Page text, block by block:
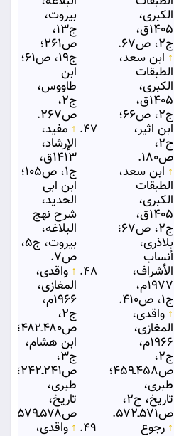
الكبری،
۱۴۰۵ق،
ج۲، ص۶۷.
↑ ابن سعد،
الطبقات
الكبری،
۱۴۰۵ق،
ج۲، ص۶۶؛
ابن اثیر،
ج۲،
ص۱۸۰.
↑ ابن سعد،
الطبقات
الكبری،
۱۴۰۵ق،
ج۲، ص۶۷؛
بلاذری،
أنساب
الأشراف،
۱۹۷۷م،
ج۱، ص۴۱۰.
↑ واقدی،
المغازی،
۱۹۶۶م،
ج۲،
ص۴۵۸ـ۴۵۹؛
طبری،
تاریخ، ج۲،
ص۵۷۱ـ۵۷۲.
↑ رجوع
بیروت،
ج۱۳،
ص۲۶۱؛
ج۱۹، ص۶۱؛
ابن
طاووس،
ج۲،
ص۲۶۷.
↑ مفید،
الإرشاد،
۱۴۱۳ق،
ج۱، ص۱۰۵؛
ابن ابی
الحدید،
شرح نهج
البلاغه،
بیروت، ج۵،
ص۷.
↑ واقدی،
المغازی،
۱۹۶۶م،
ج۲،
ص۴۸۰ـ۴۸۲؛
ابن هشام،
ج۳،
ص۲۴۱ـ۲۴۲؛
طبری،
تاریخ،
ص۵۷۸ـ۵۷۹.
↑ واقدی،